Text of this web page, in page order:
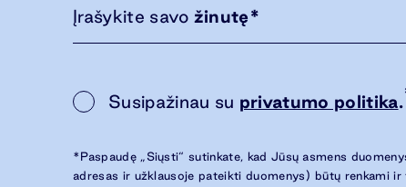
Įrašykite savo žinutę*
Susipažinau su privatumo politika.
*Paspaudę „Siųsti“ sutinkate, kad Jūsų asmens
adresas ir užklausoje pateikti duomenys) būtų renkami ir